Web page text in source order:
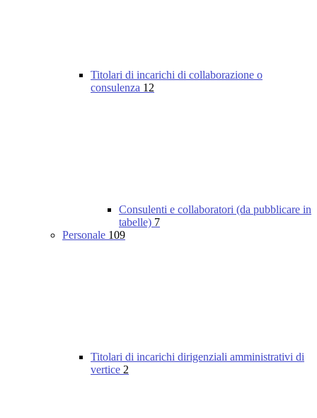
Titolari di incarichi di collaborazione o
consulenza 12
Consulenti e collaboratori (da pubblicare in
tabelle) 7
Personale 109
Titolari di incarichi dirigenziali amministrativi di
vertice 2